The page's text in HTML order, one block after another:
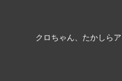
クロちゃん、たかしら